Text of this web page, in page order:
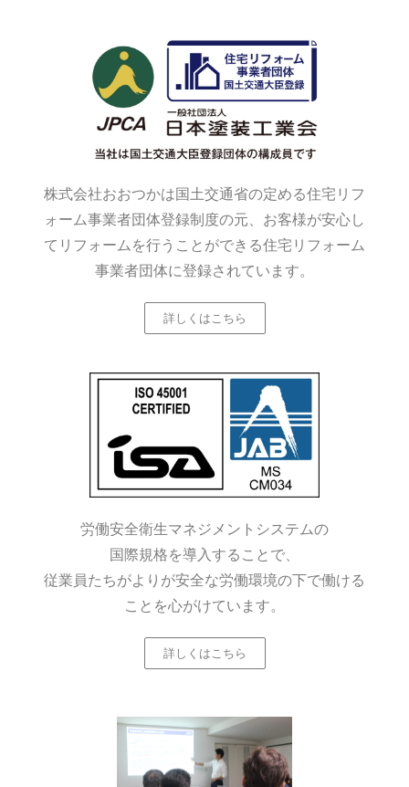
株式会社おおつかは国土交通省の定める住宅リフ
ォーム事業者団体登録制度の元、お客様が安心し
てリフォームを行うことができる住宅リフォーム
事業者団体に登録されています。
詳しくはこちら
労働安全衛生マネジメントシステムの
国際規格を導入することで、
従業員たちがよりが安全な労働環境の下で働ける
ことを心がけています。
詳しくはこちら